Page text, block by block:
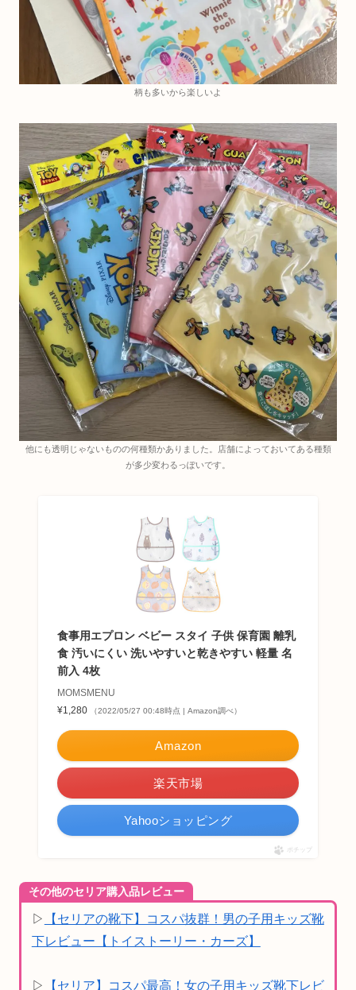
柄も多いから楽しいよ
他にも透明じゃないものの何種類かありました。店舗によっておいてある種類
が多少変わるっぽいです。
食事用エプロン ベビー スタイ 子供 保育園 離乳
食 汚いにくい 洗いやすいと乾きやすい 軽量 名
前入 4枚
MOMSMENU
¥1,280
（2022/05/27 00:48時点 | Amazon調べ）
Amazon
楽天市場
Yahooショッピング
ポチップ
その他のセリア購入品レビュー
▷
【セリアの靴下】コスパ抜群！男の子用キッズ靴
下レビュー【トイストーリー・カーズ】
▷ 【セリア】コスパ最高！女の子用キッズ靴下レビ